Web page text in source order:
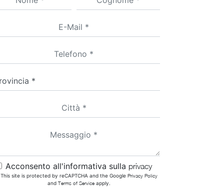
Acconsento all'informativa sulla privacy
This site is protected by reCAPTCHA and the Google Privacy Policy
and Terms of Serviceapply.